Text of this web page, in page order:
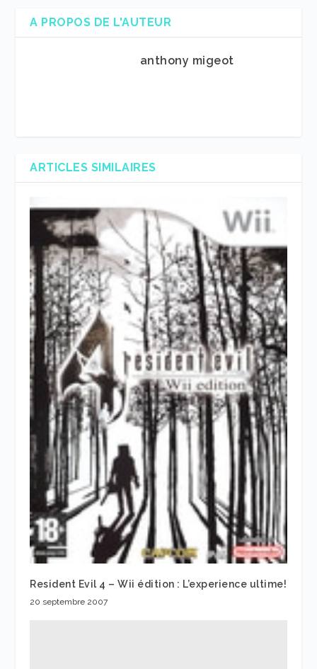
A PROPOS DE L'AUTEUR
anthony migeot
ARTICLES SIMILAIRES
Resident Evil 4 – Wii édition : L’experience ultime!
20 septembre 2007